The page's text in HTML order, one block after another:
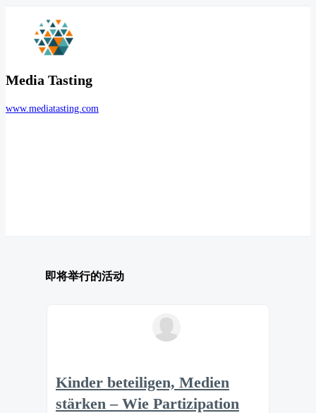
Media Tasting
www.mediatasting.com
即将举行的活动
Kinder beteiligen, Medien
stärken – Wie Partizipation